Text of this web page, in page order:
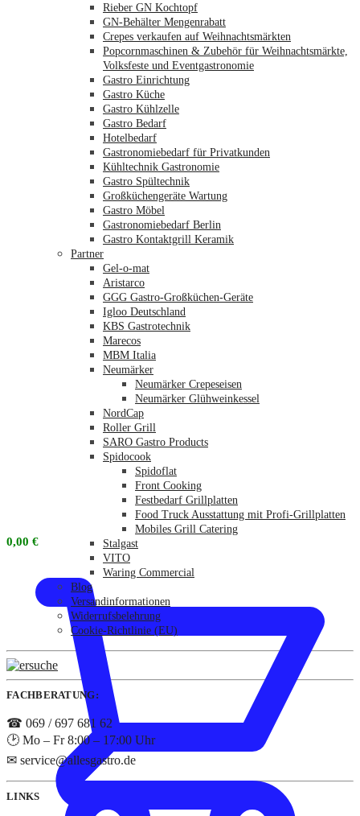
0,00 €
Rieber GN Kochtopf
GN-Behälter Mengenrabatt
Crepes verkaufen auf Weihnachtsmärkten
Popcornmaschinen & Zubehör für Weihnachtsmärkte,
Volksfeste und Eventgastronomie
Gastro Einrichtung
Gastro Küche
Gastro Kühlzelle
Gastro Bedarf
Hotelbedarf
Gastronomiebedarf für Privatkunden
Kühltechnik Gastronomie
Gastro Spültechnik
Großküchengeräte Wartung
Gastro Möbel
Gastronomiebedarf Berlin
Gastro Kontaktgrill Keramik
Partner
Gel-o-mat
Aristarco
GGG Gastro-Großküchen-Geräte
Igloo Deutschland
KBS Gastrotechnik
Marecos
MBM Italia
Neumärker
Neumärker Crepeseisen
Neumärker Glühweinkessel
NordCap
Roller Grill
SARO Gastro Products
Spidocook
Spidoflat
Front Cooking
Festbedarf Grillplatten
Food Truck Ausstattung mit Profi-Grillplatten
Mobiles Grill Catering
Stalgast
VITO
Waring Commercial
Blog
Versandinformationen
Widerrufsbelehrung
Cookie-Richtlinie (EU)
FACHBERATUNG:
☎ 069 / 697 681 62
🕑 Mo – Fr 8:00 – 17:00 Uhr
✉ service@allesgastro.de
LINKS